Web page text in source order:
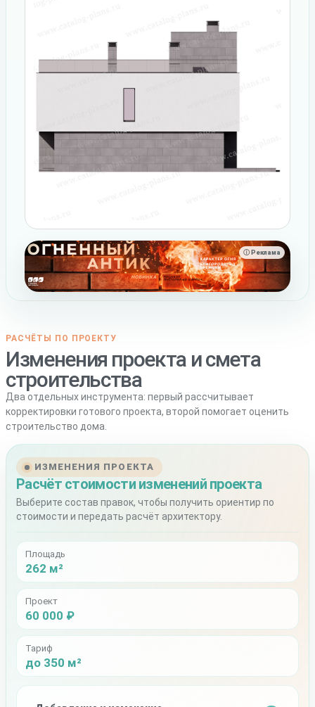
ⓘ Реклама
РАСЧЁТЫ ПО ПРОЕКТУ
Изменения проекта и смета
строительства
Два отдельных инструмента: первый рассчитывает
корректировки готового проекта, второй помогает оценить
строительство дома.
ИЗМЕНЕНИЯ ПРОЕКТА
Расчёт стоимости изменений проекта
Выберите состав правок, чтобы получить ориентир по
стоимости и передать расчёт архитектору.
Площадь
262 м²
Проект
60 000 ₽
Тариф
до 350 м²